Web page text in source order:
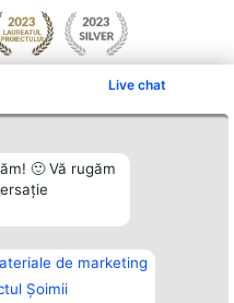
Live chat
🙂 Vă rugăm
de marketing
Șoimii
Arată mai multe >>